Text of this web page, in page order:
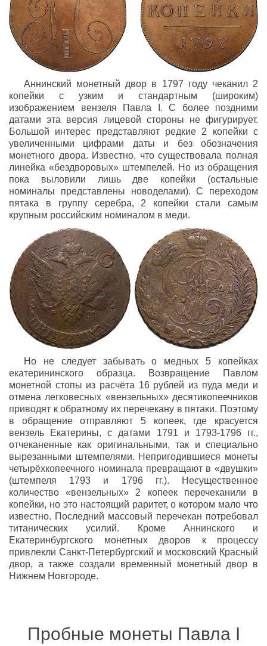
Аннинский монетный двор в 1797 году чеканил 2
копейки с узким и стандартным (широким)
изображением вензеля Павла I. С более поздними
датами эта версия лицевой стороны не фигурирует.
Большой интерес представляют редкие 2 копейки с
увеличенными цифрами даты и без обозначения
монетного двора. Известно, что существовала полная
линейка «бездворовых» штемпелей. Но из обращения
пока выловили лишь две копейки (остальные
номиналы представлены новоделами). С переходом
пятака в группу серебра, 2 копейки стали самым
крупным российским номиналом в меди.
Но не следует забывать о медных 5 копейках
екатерининского образца. Возвращение Павлом
монетной стопы из расчёта 16 рублей из пуда меди и
отмена легковесных «вензельных» десятикопеечников
приводят к обратному их перечекану в пятаки. Поэтому
в обращение отправляют 5 копеек, где красуется
вензель Екатерины, с датами 1791 и 1793-1796 гг.,
отчеканенные как оригинальными, так и специально
вырезанными штемпелями. Непригодившиеся монеты
четырёхкопеечного номинала превращают в «двушки»
(штемпеля 1793 и 1796 гг.). Несущественное
количество «вензельных» 2 копеек перечеканили в
копейки, но это настоящий раритет, о котором мало что
известно. Последний массовый перечекан потребовал
титанических усилий. Кроме Аннинского и
Екатеринбургского монетных дворов к процессу
привлекли Санкт-Петербургский и московский Красный
двор, а также создали временный монетный двор в
Нижнем Новгороде.
Пробные монеты Павла I